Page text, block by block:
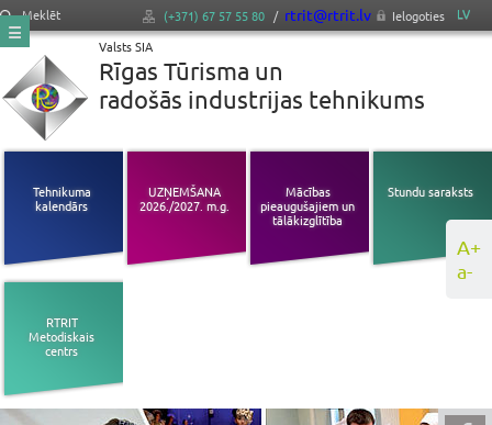
A+
a-
Meklēt (+371) 67 57 55 80 / rtrit@rtrit.lv Ielogoties
LV
Valsts SIA
Rīgas Tūrisma un
radošās industrijas tehnikums
Tehnikuma
kalendārs
UZŅEMŠANA
2026./2027. m.g.
Mācības
pieaugušajiem un
tālākizglītība
Stundu saraksts
RTRIT
Metodiskais
centrs